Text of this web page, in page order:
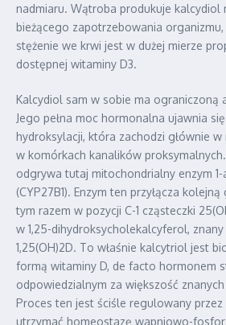
nadmiaru. Wątroba produkuje kalcydiol
bieżącego zapotrzebowania
stężenie we krwi jest w dużej mierze
dostępnej witaminy D3.
Kalcydiol sam w sobie ma ograniczoną
Jego pełna moc hormonalna ujawnia
hydroksylacji, która zachodzi głównie w
w komórkach kanalików
odgrywa tutaj mitochondrialny enzym
(CYP27B1). Enzym ten przyłącza
tym razem w pozycji C-1 cząsteczki
w 1,25-dihydroksycholekalcyferol,
1,25(OH)2D. To właśnie kalcytriol jest
formą witaminy D, de facto hormonem
odpowiedzialnym za większość
Proces ten jest ściśle regulowany przez
utrzymać homeostazę wapniowo-